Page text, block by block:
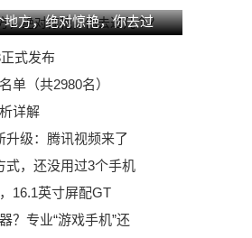
方，绝对惊艳，你去过
式发布
单（共2980名）
详解
升级：腾讯视频来了
式，还没用过3个手机
16.1英寸屏配GT
？专业“游戏手机”还